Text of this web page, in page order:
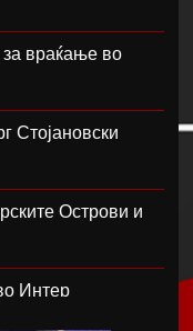
враќање во
Стојановски
Острови и
Интер